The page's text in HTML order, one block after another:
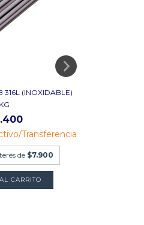
316L (INOXIDABLE)
Transferencia
de $7.900
CARRITO